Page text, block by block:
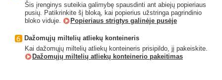
Šis įrenginys suteikia galimybę spausdinti ant abiejų popieriaus
pusių. Patikrinkite šį bloką, kai popierius užstringa pagrindinio
bloko viduje.
Popieriaus strigtys galinėje pusėje
Dažomųjų miltelių atliekų konteineris
Kai dažomųjų miltelių atliekų konteineris prisipildo, jį pakeiskite.
Dažomųjų miltelių atliekų konteinerio pakeitimas